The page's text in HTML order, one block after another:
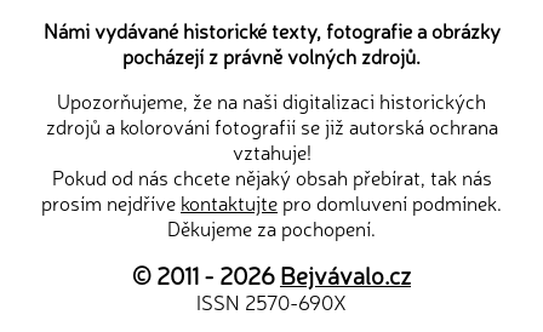
Námi vydávané historické texty, fotografie a obrázky
pocházejí z právně volných zdrojů.
Upozorňujeme, že na naši digitalizaci historických
zdrojů a kolorování fotografií se již autorská ochrana
vztahuje!
Pokud od nás chcete nějaký obsah přebírat, tak nás
prosím nejdříve kontaktujte pro domluvení podmínek.
Děkujeme za pochopení.
© 2011 - 2026Bejvávalo.cz
ISSN 2570-690X